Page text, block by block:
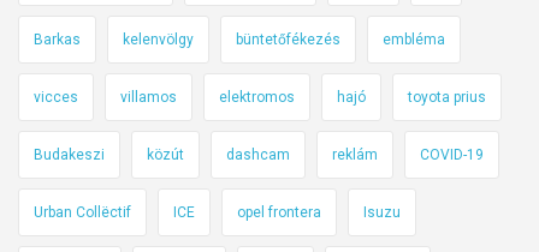
Barkas kelenvölgy büntetőfékezés embléma
vicces villamos elektromos hajó toyota prius
Budakeszi közút dashcam reklám COVID-19
Urban Collëctif ICE opel frontera Isuzu